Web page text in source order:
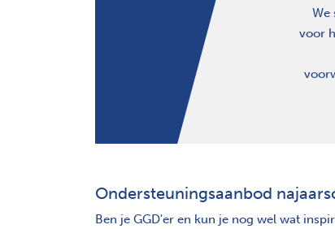
We
voor
Ondersteuningsaanbod
Ben je GGD'er en kun je nog wel wat